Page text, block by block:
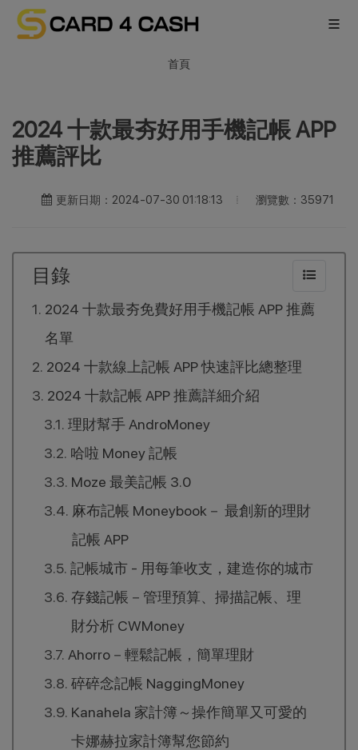
首頁
2024 十款最夯好用手機記帳 APP
推薦評比
更新日期：2024-07-30 01:18:13 瀏覽數：35971
目錄
2024 十款最夯免費好用手機記帳 APP 推薦
名單
2024 十款線上記帳 APP 快速評比總整理
2024 十款記帳 APP 推薦詳細介紹
理財幫手 AndroMoney
哈啦 Money 記帳
Moze 最美記帳 3.0
麻布記帳 Moneybook－ 最創新的理財
記帳 APP
記帳城市 - 用每筆收支，建造你的城市
存錢記帳－管理預算、掃描記帳、理
財分析 CWMoney
Ahorro－輕鬆記帳，簡單理財
碎碎念記帳 NaggingMoney
Kanahela 家計簿～操作簡單又可愛的
卡娜赫拉家計簿幫您節約